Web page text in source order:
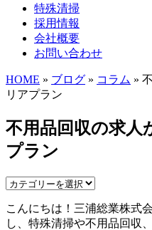
特殊清掃
採用情報
会社概要
お問い合わせ
HOME » ブログ » コラム »
リアプラン
不用品回収の求人
プラン
こんにちは！三浦総業株式
し、特殊清掃や不用品回収